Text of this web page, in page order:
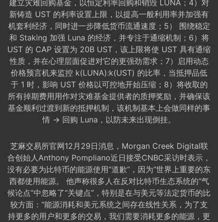
建立灾难回购基金，以恒定利率回购和销毁 LUNA；4）对
新铸造 UST 的利率设置上限，以提高一般利用率并加强有
机套利经济，同时进一步降低货币流通速度；5） 围绕稳定
和 Staking 加强 Luna 的经济，并专注于通缩机制；6）将
UST 的 CAP 设置为 20B UST，该上限将使 UST 具有通缩
性质，并在心理层面促进对它的更强劲需求；7）启用动态
价格预言机来监控 k(LUNA):k(UST) 的比率，当抵押品低
于 1 时，影响 UST 价格以可控地开始压缩；8）将收取的
所有掉期费用用作对灾难基金提供者的质押奖励，并确保该
基金顺利过渡到新的抵押机制，该机制基本上会做同样的事
情 → 回购 Luna，以防未来出现倒挂。
芝麻交易所官网12月29日消息，Morgan Creek Digital联
合创始人Anthony Pompliano近日接受CNBC采访时表示，
没有必要为比特币的能源使用“道歉”，因为“世界上重要的东
西都使用能源。 他声称很多人在反对比特币生态系统的“气
候论点”中忽略了“关键点”，特别是在与美元等法定货币的比
较方面：“能源消耗和美元系统之间存在线性关系，为了支
持更多的用户和更多的交易，我们需要消耗更多的能源，更